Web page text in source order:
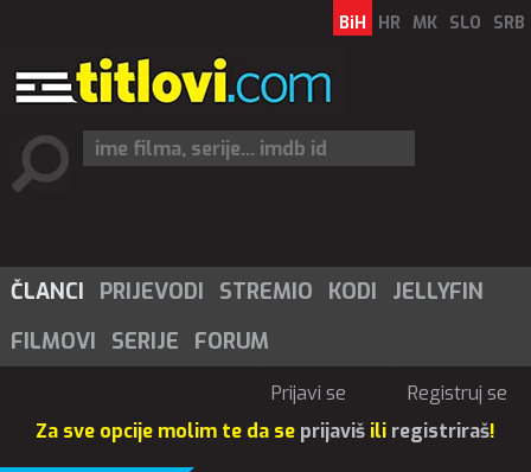
BiH HR MK SLO SRB
ČLANCI PRIJEVODI STREMIO KODI
JELLYFIN
FILMOVI
SERIJE FORUM
Prijavi se
Registruj se
Za sve opcije molim te da se prijaviš ili registriraš!